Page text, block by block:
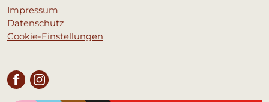
Impressum
Datenschutz
Cookie-Einstellungen
FACEBOOKINSTAGRAM